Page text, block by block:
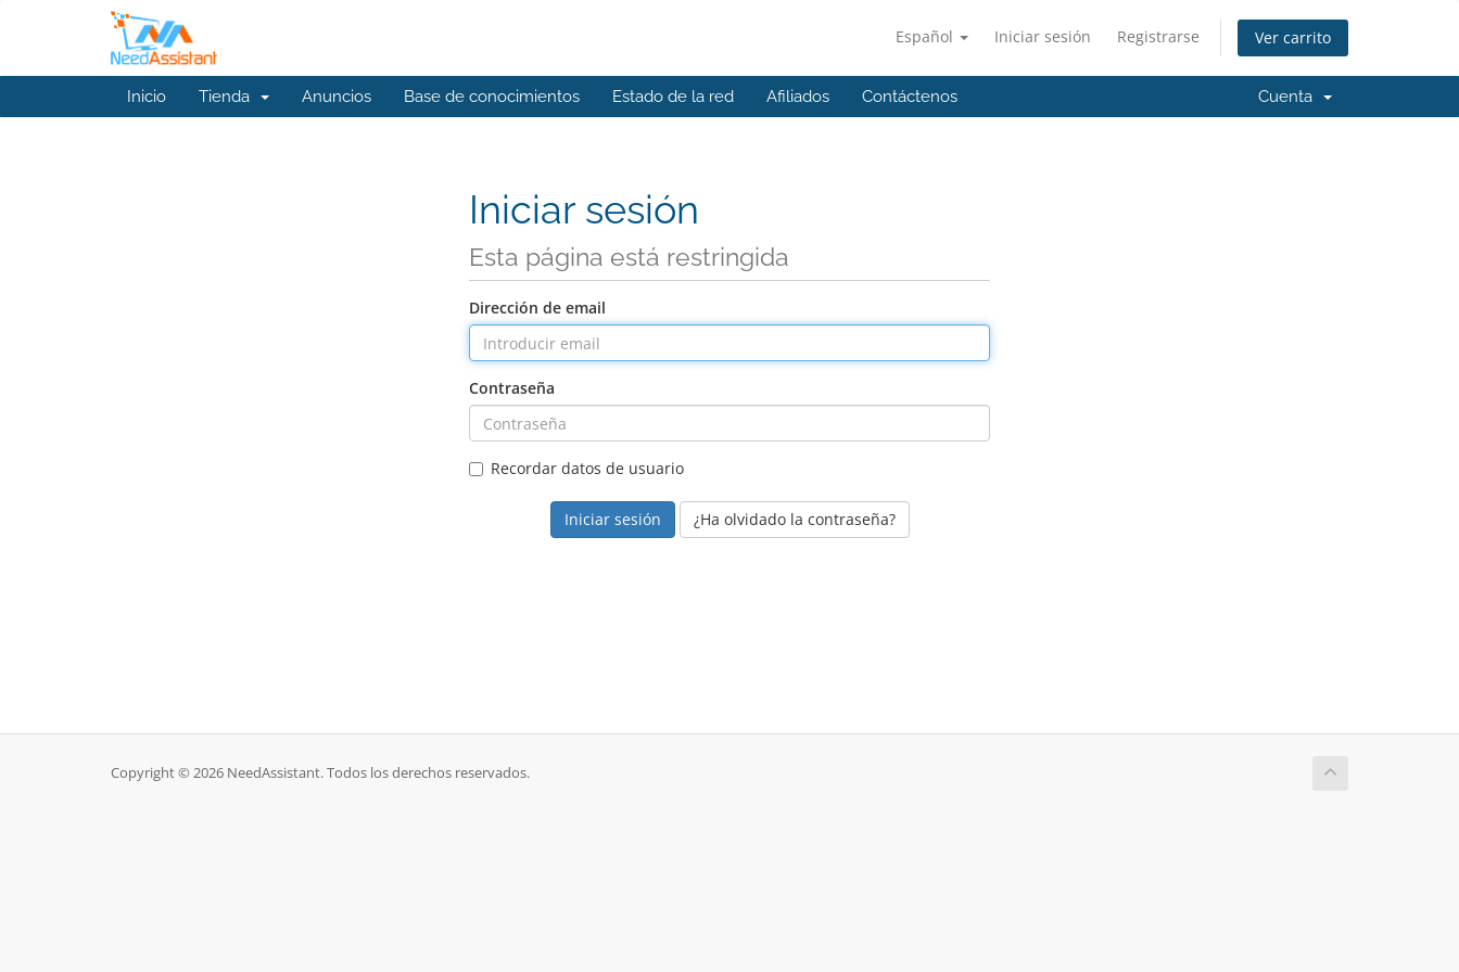
Español Iniciar sesión Registrarse Ver carrito
Inicio Tienda Anuncios Base de conocimientos Estado de la red Afiliados Contáctenos Cuenta
Iniciar sesión
Esta página está restringida
Dirección de email
Contraseña
Recordar datos de usuario
¿Ha olvidado la contraseña?
Copyright © 2026 NeedAssistant. Todos los derechos reservados.